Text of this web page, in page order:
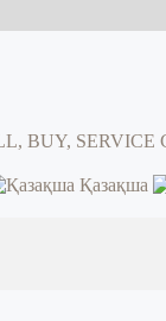
Қазақша